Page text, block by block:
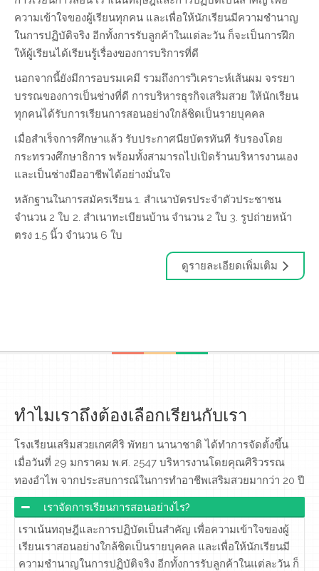
ความเข้าใจของผู้เรียนทุกคน และเพื่อให้นักเรียนมีความชำนาญ
ในการปฏิบัติจริง อีกทั้งการรับลูกค้าในแต่ละวัน ก็จะเป็นการฝึก
ให้ผู้เรียนได้เรียนรู้เรื่องของการบริการที่ดี
นอกจากนี้ยังมีการอบรมเคมี รวมถึงการวิเคราะห์เส้นผม จรรยา
บรรณของการเป็นช่างที่ดี การบริหารธุรกิจเสริมสวย ให้นักเรียน
ทุกคนได้รับการเรียนการสอนอย่างใกล้ชิดเป็นรายบุคคล
เมื่อสำเร็จการศึกษาแล้ว รับประกาศนียบัตรทันที รับรองโดย
กระทรวงศึกษาธิการ พร้อมทั้งสามารถไปเปิดร้านบริหารงานเอง
และเป็นช่างมืออาชีพได้อย่างมั่นใจ
หลักฐานในการสมัครเรียน 1. สำเนาบัตรประจำตัวประชาชน
จำนวน 2 ใบ 2. สำเนาทะเบียนบ้าน จำนวน 2 ใบ 3. รูปถ่ายหน้า
ตรง 1.5 นิ้ว จำนวน 6 ใบ
ดูรายละเอียดเพิ่มเติม
ทำไมเราถึงต้องเลือกเรียนกับเรา
โรงเรียนเสริมสวยเกศศิริ พัทยา นานาชาติ ได้ทำการจัดตั้งขึ้น
เมื่อวันที่ 29 มกราคม พ.ศ. 2547 บริหารงานโดยคุณศิริวรรณ
ทองอำไพ จากประสบการณ์ในการทำอาชีพเสริมสวยมากว่า 20 ปี
เราจัดการเรียนการสอนอย่างไร?
เราเน้นทฤษฎีและการปฏิบัตเป็นสำคัญ เพื่อความเข้าใจของผู้
เรียนเราสอนอย่างใกล้ชิดเป็นรายบุคคล และเพื่อให้นักเรียนมี
ความชำนาญในการปฏิบัติจริง อีกทั้งการรับลูกค้าในแต่ละวัน ก็